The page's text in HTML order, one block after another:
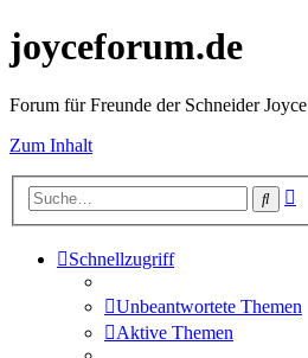
joyceforum.de
Forum für Freunde der Schneider Joyce
Zum Inhalt
Suche
Schnellzugriff
Unbeantwortete Themen
Aktive Themen